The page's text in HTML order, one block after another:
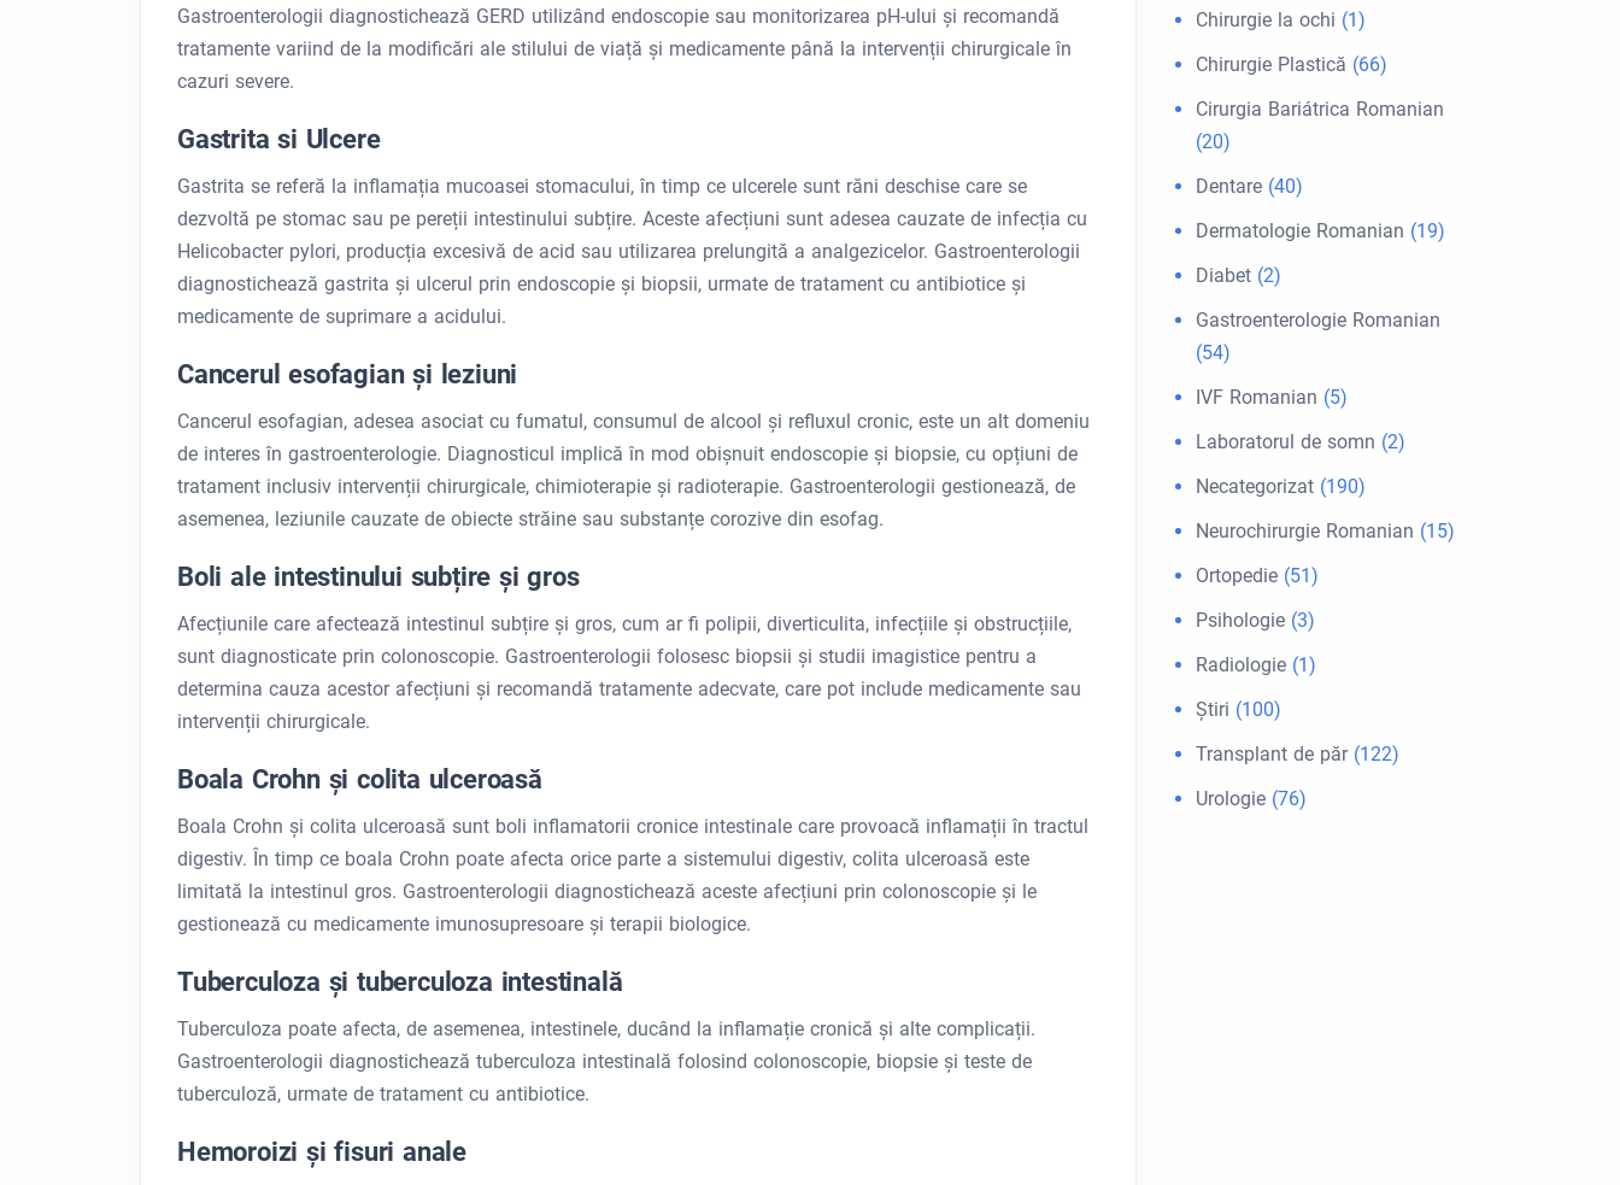
Gastroenterologii diagnostichează GERD utilizând endoscopie sau monitorizarea pH-ului și recomandă
tratamente variind de la modificări ale stilului de viață și medicamente până la intervenții chirurgicale în
cazuri severe.
Gastrita si Ulcere
Gastrita se referă la inflamația mucoasei stomacului, în timp ce ulcerele sunt răni deschise care se
dezvoltă pe stomac sau pe pereții intestinului subțire. Aceste afecțiuni sunt adesea cauzate de infecția cu
Helicobacter pylori, producția excesivă de acid sau utilizarea prelungită a analgezicelor. Gastroenterologii
diagnostichează gastrita și ulcerul prin endoscopie și biopsii, urmate de tratament cu antibiotice și
medicamente de suprimare a acidului.
Cancerul esofagian și leziuni
Cancerul esofagian, adesea asociat cu fumatul, consumul de alcool și refluxul cronic, este un alt domeniu
de interes în gastroenterologie. Diagnosticul implică în mod obișnuit endoscopie și biopsie, cu opțiuni de
tratament inclusiv intervenții chirurgicale, chimioterapie și radioterapie. Gastroenterologii gestionează, de
asemenea, leziunile cauzate de obiecte străine sau substanțe corozive din esofag.
Boli ale intestinului subțire și gros
Afecțiunile care afectează intestinul subțire și gros, cum ar fi polipii, diverticulita, infecțiile și obstrucțiile,
sunt diagnosticate prin colonoscopie. Gastroenterologii folosesc biopsii și studii imagistice pentru a
determina cauza acestor afecțiuni și recomandă tratamente adecvate, care pot include medicamente sau
intervenții chirurgicale.
Boala Crohn și colita ulceroasă
Boala Crohn și colita ulceroasă sunt boli inflamatorii cronice intestinale care provoacă inflamații în tractul
digestiv. În timp ce boala Crohn poate afecta orice parte a sistemului digestiv, colita ulceroasă este
limitată la intestinul gros. Gastroenterologii diagnostichează aceste afecțiuni prin colonoscopie și le
gestionează cu medicamente imunosupresoare și terapii biologice.
Tuberculoza și tuberculoza intestinală
Tuberculoza poate afecta, de asemenea, intestinele, ducând la inflamație cronică și alte complicații.
Gastroenterologii diagnostichează tuberculoza intestinală folosind colonoscopie, biopsie și teste de
tuberculoză, urmate de tratament cu antibiotice.
Hemoroizi și fisuri anale
Chirurgie la ochi (1)
Chirurgie Plastică (66)
Cirurgia Bariátrica Romanian
(20)
Dentare (40)
Dermatologie Romanian (19)
Diabet (2)
Gastroenterologie Romanian
(54)
IVF Romanian (5)
Laboratorul de somn (2)
Necategorizat (190)
Neurochirurgie Romanian (15)
Ortopedie (51)
Psihologie (3)
Radiologie (1)
Ştiri (100)
Transplant de păr(122)
Urologie (76)